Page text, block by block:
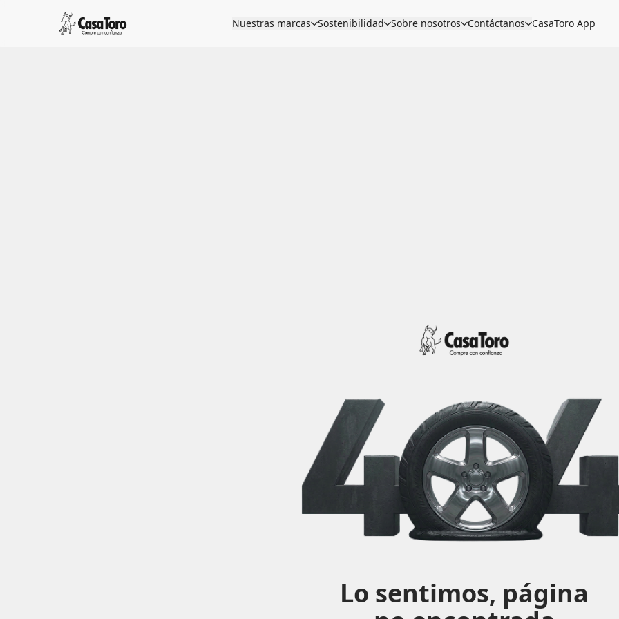
Nuestras marcas Sostenibilidad Sobre nosotros Contáctanos CasaToro App
Lo sentimos, página